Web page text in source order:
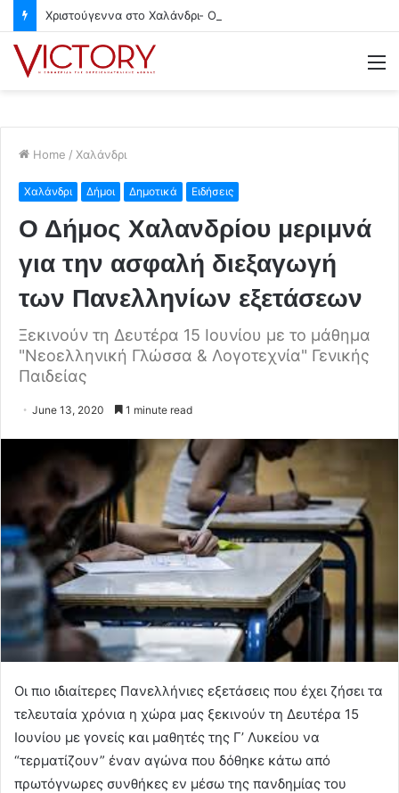
Home / Χαλάνδρι
Χαλάνδρι Δήμοι Δημοτικά Ειδήσεις
Ο Δήμος Χαλανδρίου μεριμνά
για την ασφαλή διεξαγωγή
των Πανελληνίων εξετάσεων
Ξεκινούν τη Δευτέρα 15 Ιουνίου με το μάθημα
"Νεοελληνική Γλώσσα & Λογοτεχνία" Γενικής
Παιδείας
June 13, 2020 1 minute read
Οι πιο ιδιαίτερες Πανελλήνιες εξετάσεις που έχει ζήσει τα
τελευταία χρόνια η χώρα μας ξεκινούν τη Δευτέρα 15
Ιουνίου με γονείς και μαθητές της Γ’ Λυκείου να
“τερματίζουν” έναν αγώνα που δόθηκε κάτω από
πρωτόγνωρες συνθήκες εν μέσω της πανδημίας του